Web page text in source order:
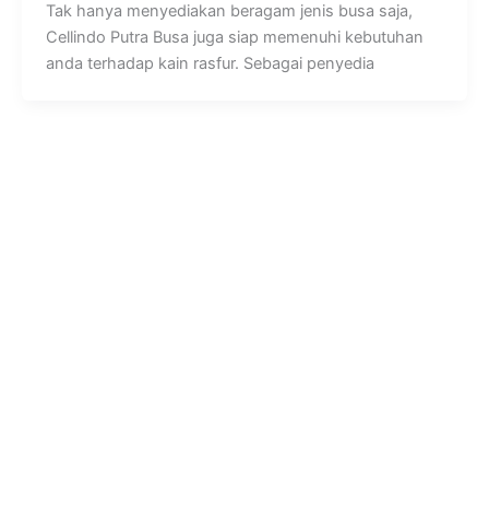
Tak hanya menyediakan beragam jenis busa saja,
Cellindo Putra Busa juga siap memenuhi kebutuhan
anda terhadap kain rasfur. Sebagai penyedia